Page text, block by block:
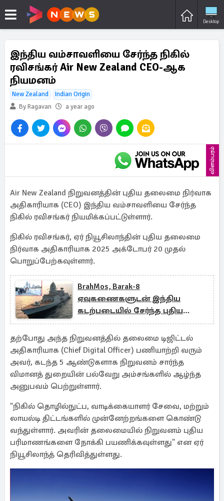
Desktop
இந்திய வம்சாவளியை சேர்ந்த நிகில்
ரவிசங்கர் Air New Zealand CEO-ஆக
நியமனம்
New Zealand
Indian Origin
By Ragavan
a year ago
விளம்பரம்
Air New Zealand நிறுவனத்தின் புதிய தலைமை நிர்வாக
அதிகாரியாக (CEO) இந்திய வம்சாவளியை சேர்ந்த
நிகில் ரவிசங்கர் நியமிக்கப்பட்டுள்ளார்.
நிகில் ரவிசங்கர், ஏர் நியூசிலாந்தின் புதிய தலைமை
நிர்வாக அதிகாரியாக 2025 அக்டோபர் 20 முதல்
பொறுப்பேற்கவுள்ளார்.
BrahMos, Barak-8
ஏவுகணைகளுடன் இந்திய
கடற்படையில் சேர்ந்த புதிய
Himgiri போர்க்கப்பல்
தற்போது அந்த நிறுவனத்தில் தலைமை டிஜிட்டல்
அதிகாரியாக (Chief Digital Officer) பணியாற்றி வரும்
அவர், கடந்த 5 ஆண்டுகளாக நிறுவனம் சார்ந்த
விமானத் துறையின் பல்வேறு அம்சங்களில் ஆழ்ந்த
அனுபவம் பெற்றுள்ளார்.
"நிகில் தொழில்நுட்ப, வாடிக்கையாளர் சேவை, மற்றும்
லாயல்டி திட்டங்களில் முன்னேற்றங்களை கொண்டு
வந்துள்ளார். அவரின் தலைமையில் நிறுவனம் புதிய
பரிமாணங்களை நோக்கி பயணிக்கவுள்ளது" என ஏர்
நியூசிலாந்த் தெரிவித்துள்ளது.